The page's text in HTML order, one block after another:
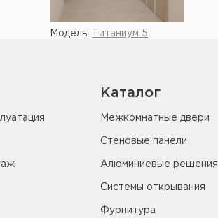
Модель: Титаниум 5
Каталог
Межкомнатные двери
Стеновые панели
Алюминиевые решения
Системы открывания
Фурнитура